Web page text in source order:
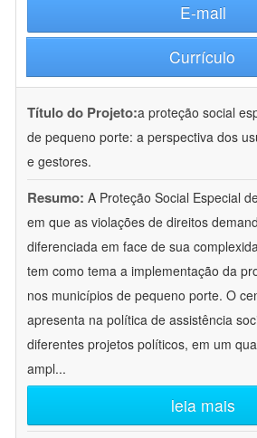
E-mail
Currículo
Título do Projeto:a proteção social
de pequeno porte: a perspectiva dos
e gestores.
Resumo: A Proteção Social Especial
em que as violações de direitos
diferenciada em face de sua
tem como tema a implementação da
nos municípios de pequeno porte. O
apresenta na política de assistência
diferentes projetos políticos, em um
ampl...
leia mais